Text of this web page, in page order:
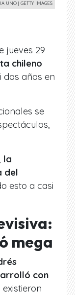
UNO | GETTY IMAGES
jueves 29
chileno
dos años en
se
la
del
esto a casi
mega
con
existieron